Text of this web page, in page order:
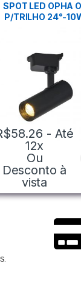
SPOT LED OPHA
P/TRILHO 24°-
58.26 - Até
12x
Ou
Desconto à
vista